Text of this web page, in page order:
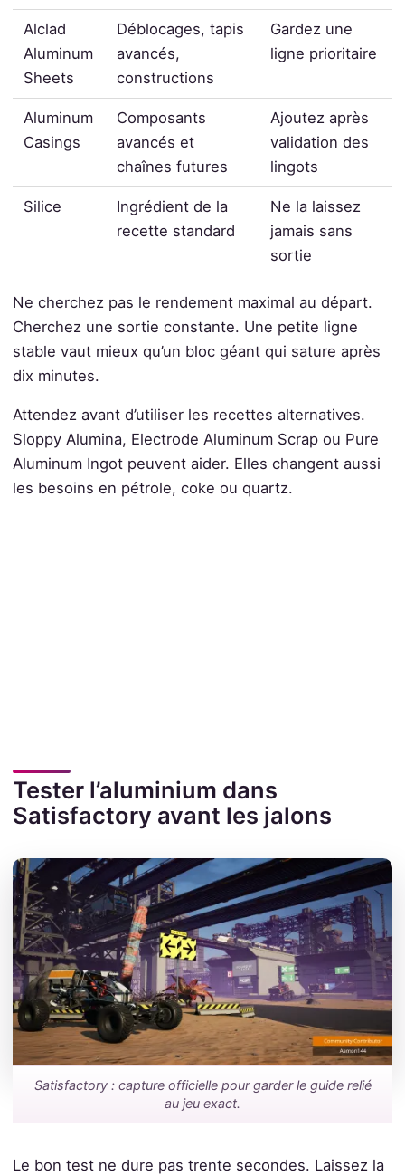
Alclad
Aluminum
Sheets
Déblocages, tapis
avancés,
constructions
Gardez une
ligne prioritaire
Aluminum
Casings
Composants
avancés et
chaînes futures
Ajoutez après
validation des
lingots
Silice
Ingrédient de la
recette standard
Ne la laissez
jamais sans
sortie
Ne cherchez pas le rendement maximal au départ.
Cherchez une sortie constante. Une petite ligne
stable vaut mieux qu’un bloc géant qui sature après
dix minutes.
Attendez avant d’utiliser les recettes alternatives.
Sloppy Alumina, Electrode Aluminum Scrap ou Pure
Aluminum Ingot peuvent aider. Elles changent aussi
les besoins en pétrole, coke ou quartz.
Tester l’aluminium dans
Satisfactory avant les jalons
Satisfactory : capture officielle pour garder le guide relié
au jeu exact.
Le bon test ne dure pas trente secondes. Laissez la